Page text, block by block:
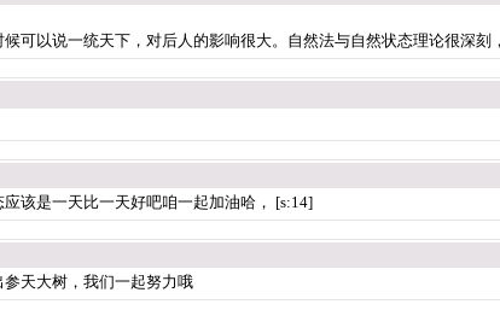
可以说一统天下，对后人的影响很大。自然法与自然状态理论很深
该是一天比一天好吧咱一起加油哈， [s:14]
天大树，我们一起努力哦